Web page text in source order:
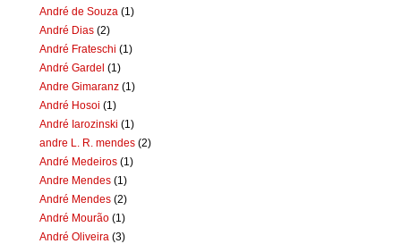
André de Souza (1)
André Dias (2)
André Frateschi (1)
André Gardel (1)
Andre Gimaranz (1)
André Hosoi (1)
André Iarozinski (1)
andre L. R. mendes (2)
André Medeiros (1)
Andre Mendes (1)
André Mendes (2)
André Mourão (1)
André Oliveira (3)